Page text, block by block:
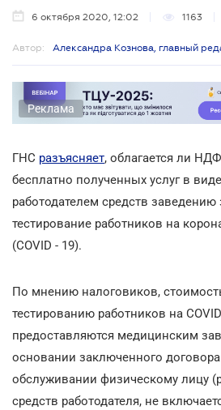
6 октября 2020, 12:02 1163
Автор: Александра Кознова, главный
Реклама
ГНС разъясняет, облагается ли
бесплатно полученных услуг в
работодателем средств заведению
тестирование работников на
(COVID - 19).
По мнению налоговиков,
тестированию работников на
предоставляются медицинским
основании заключенного
обслуживании физическому лицу
средств работодателя, не